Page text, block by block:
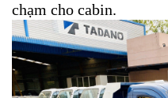
chạm cho cabin.